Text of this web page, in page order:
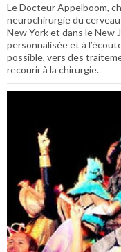
Le Docteur Appelboom,
neurochirurgie du
New York et dans le New
personnalisée et à
possible, vers des
recourir à la chirurgie.